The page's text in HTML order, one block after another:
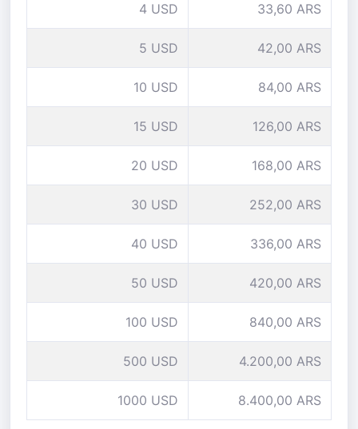
4 USD 33,60 ARS
5 USD 42,00 ARS
10 USD 84,00 ARS
15 USD 126,00 ARS
20 USD 168,00 ARS
30 USD 252,00 ARS
40 USD 336,00 ARS
50 USD 420,00 ARS
100 USD 840,00 ARS
500 USD 4.200,00 ARS
1000 USD 8.400,00 ARS